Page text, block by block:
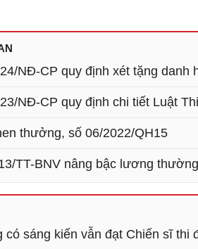
NĐ-CP quy định xét tặng danh
NĐ-CP quy định chi tiết Luật
thưởng, số 06/2022/QH15
TT-BNV nâng bậc lương
có sáng kiến vẫn đạt Chiến sĩ thi